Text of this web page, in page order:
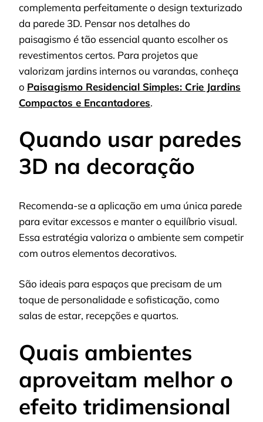
complementa perfeitamente o design texturizado
da parede 3D. Pensar nos detalhes do
paisagismo é tão essencial quanto escolher os
revestimentos certos. Para projetos que
valorizam jardins internos ou varandas, conheça
o Paisagismo Residencial Simples: Crie Jardins
Compactos e Encantadores.
Quando usar paredes
3D na decoração
Recomenda-se a aplicação em uma única parede
para evitar excessos e manter o equilíbrio visual.
Essa estratégia valoriza o ambiente sem competir
com outros elementos decorativos.
São ideais para espaços que precisam de um
toque de personalidade e sofisticação, como
salas de estar, recepções e quartos.
Quais ambientes
aproveitam melhor o
efeito tridimensional